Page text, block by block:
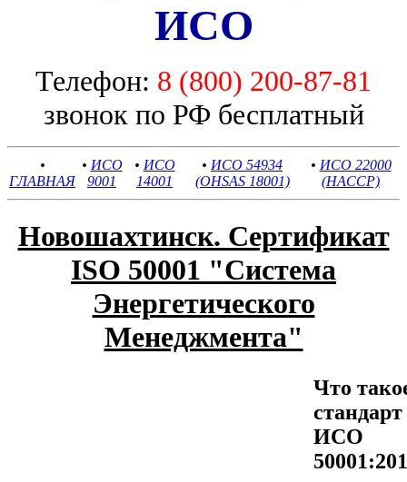
ИСО
Телефон: 8 (800) 200-87-81
звонок по РФ бесплатный
•
ГЛАВНАЯ
• ИСО
9001
• ИСО
14001
• ИСО 54934
(OHSAS 18001)
• ИСО 22000
(HACCP)
Новошахтинск. Сертификат
ISO 50001 "Система
Энергетического
Менеджмента"
Что
стандарт
ИСО